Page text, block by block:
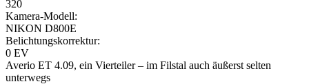
320
Kamera-Modell:
NIKON D800E
Belichtungskorrektur:
0 EV
Averio ET 4.09, ein Vierteiler – im Filstal auch äußerst selten
unterwegs